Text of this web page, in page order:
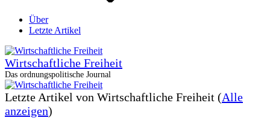
Über
Letzte Artikel
Wirtschaftliche Freiheit
Das ordnungspolitische Journal
Letzte Artikel von Wirtschaftliche Freiheit (Alle
anzeigen)